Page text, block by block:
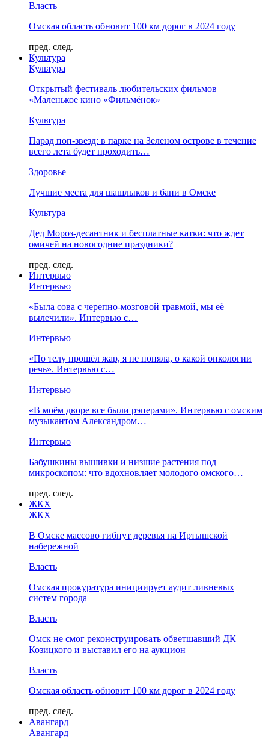
Власть
Омская область обновит 100 км дорог в 2024 году
пред. след.
Культура
Культура
Открытый фестиваль любительских фильмов
«Маленькое кино «Фильмёнок»
Культура
Парад поп-звезд: в парке на Зеленом острове в течение
всего лета будет проходить…
Здоровье
Лучшие места для шашлыков и бани в Омске
Культура
Дед Мороз-десантник и бесплатные катки: что ждет
омичей на новогодние праздники?
пред. след.
Интервью
Интервью
«Была сова с черепно-мозговой травмой, мы её
вылечили». Интервью с…
Интервью
«По телу прошёл жар, я не поняла, о какой онкологии
речь». Интервью с…
Интервью
«В моём дворе все были рэперами». Интервью с омским
музыкантом Александром…
Интервью
Бабушкины вышивки и низшие растения под
микроскопом: что вдохновляет молодого омского…
пред. след.
ЖКХ
ЖКХ
В Омске массово гибнут деревья на Иртышской
набережной
Власть
Омская прокуратура инициирует аудит ливневых
систем города
Власть
Омск не смог реконструировать обветшавший ДК
Козицкого и выставил его на аукцион
Власть
Омская область обновит 100 км дорог в 2024 году
пред. след.
Авангард
Авангард